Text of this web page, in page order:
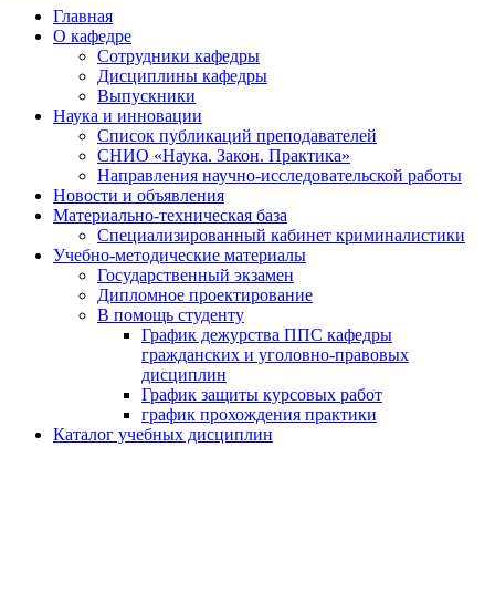
Главная
О кафедре
Сотрудники кафедры
Дисциплины кафедры
Выпускники
Наука и инновации
Список публикаций преподавателей
СНИО «Наука. Закон. Практика»
Направления научно-исследовательской работы
Новости и объявления
Материально-техническая база
Специализированный кабинет криминалистики
Учебно-методические материалы
Государственный экзамен
Дипломное проектирование
В помощь студенту
График дежурства ППС кафедры
гражданских и уголовно-правовых
дисциплин
График защиты курсовых работ
график прохождения практики
Каталог учебных дисциплин